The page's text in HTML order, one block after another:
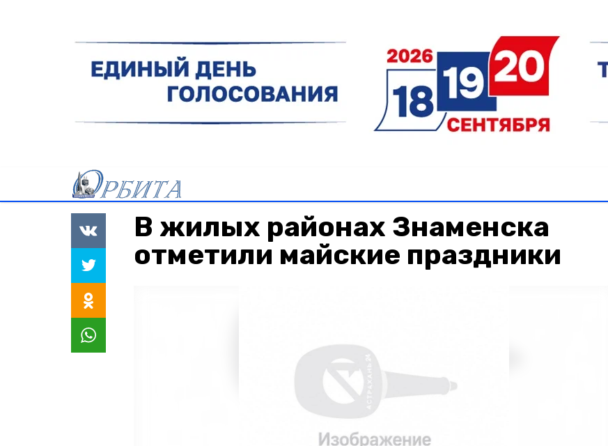
В жилых районах Знаменска
отметили майские праздники